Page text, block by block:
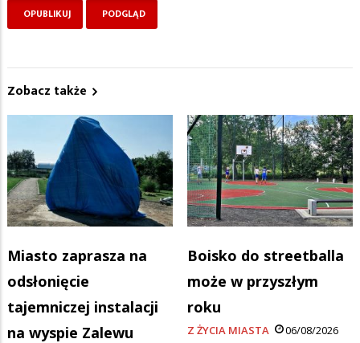
Zobacz także
Miasto zaprasza na
odsłonięcie
tajemniczej instalacji
na wyspie Zalewu
Boisko do streetballa
może w przyszłym
roku
Z ŻYCIA MIASTA 06/08/2026